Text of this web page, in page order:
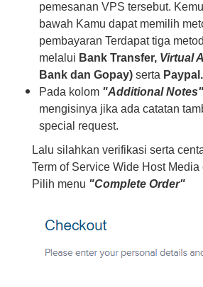
pemesanan VPS tersebut.
bawah Kamu dapat memilih
pembayaran Terdapat tiga
melalui Bank Transfer, Virtual
Bank dan Gopay) serta Paypal.
Pada kolom "Additional Notes"
mengisinya jika ada catatan
special request.
Lalu silahkan verifikasi serta
Term of Service Wide Host
Pilih menu "Complete Order"